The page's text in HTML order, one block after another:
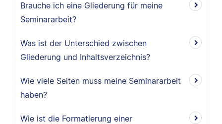
Brauche ich eine Gliederung für meine
Seminararbeit?
Was ist der Unterschied zwischen
Gliederung und Inhaltsverzeichnis?
Wie viele Seiten muss meine Seminararbeit
haben?
Wie ist die Formatierung einer